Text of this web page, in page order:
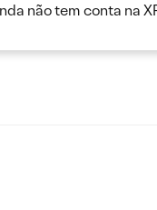
não tem conta na